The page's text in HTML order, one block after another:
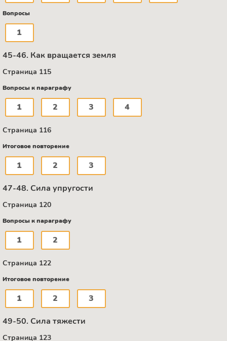
Вопросы
1
45-46. Как вращается земля
Страница 115
Вопросы к параграфу
1 2 3 4
Страница 116
Итоговое повторение
1 2 3
47-48. Сила упругости
Страница 120
Вопросы к параграфу
1 2
Страница 122
Итоговое повторение
1 2 3
49-50. Сила тяжести
Страница 123